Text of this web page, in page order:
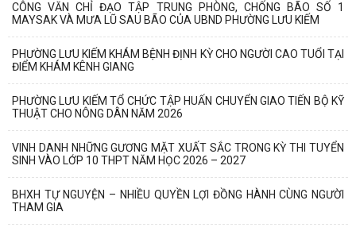
CÔNG VĂN CHỈ ĐẠO TẬP TRUNG PHÒNG, CHỐNG BÃO SỐ 1
MAYSAK VÀ MƯA LŨ SAU BÃO CỦA UBND PHƯỜNG LƯU KIẾM
PHƯỜNG LƯU KIẾM KHÁM BỆNH ĐỊNH KỲ CHO NGƯỜI CAO TUỔI TẠI
ĐIỂM KHÁM KÊNH GIANG
PHƯỜNG LƯU KIẾM TỔ CHỨC TẬP HUẤN CHUYỂN GIAO TIẾN BỘ KỸ
THUẬT CHO NÔNG DÂN NĂM 2026
VINH DANH NHỮNG GƯƠNG MẶT XUẤT SẮC TRONG KỲ THI TUYỂN
SINH VÀO LỚP 10 THPT NĂM HỌC 2026 – 2027
BHXH TỰ NGUYỆN – NHIỀU QUYỀN LỢI ĐỒNG HÀNH CÙNG NGƯỜI
THAM GIA